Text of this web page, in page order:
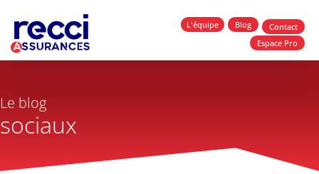
L'équipe Blog
Contact
Espace Pro
Le blog
sociaux